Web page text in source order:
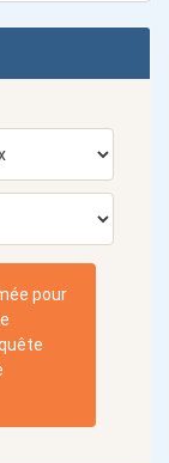
pour